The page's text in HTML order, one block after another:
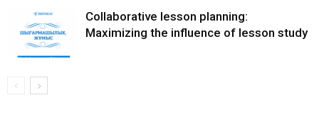
Collaborative lesson planning:
Maximizing the influence of lesson study